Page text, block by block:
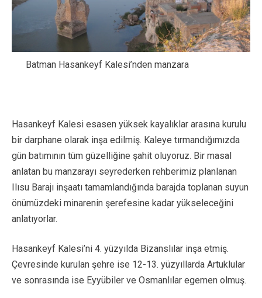
Batman Hasankeyf Kalesi’nden manzara
Hasankeyf Kalesi esasen yüksek kayalıklar arasına kurulu
bir darphane olarak inşa edilmiş. Kaleye tırmandığımızda
gün batımının tüm güzelliğine şahit oluyoruz. Bir masal
anlatan bu manzarayı seyrederken rehberimiz planlanan
Ilısu Barajı inşaatı tamamlandığında barajda toplanan suyun
önümüzdeki minarenin şerefesine kadar yükseleceğini
anlatıyorlar.
Hasankeyf Kalesi’ni 4. yüzyılda Bizanslılar inşa etmiş.
Çevresinde kurulan şehre ise 12-13. yüzyıllarda Artuklular
ve sonrasında ise Eyyübiler ve Osmanlılar egemen olmuş.